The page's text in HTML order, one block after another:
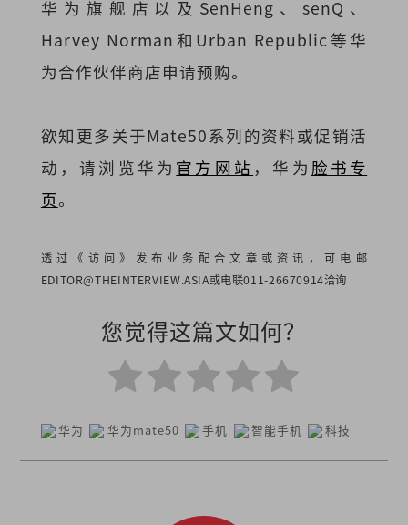
华为旗舰店以及SenHeng、senQ、
Harvey Norman和Urban Republic等华
为合作伙伴商店申请预购。
欲知更多关于Mate50系列的资料或促销活
动，请浏览华为 官方网站 ，华为 脸书专
页。
透过《访问》发布业务配合文章或资讯，可电邮
EDITOR@THEINTERVIEW.ASIA或电联011-26670914洽询
您觉得这篇文如何？
华为 华为mate50 手机 智能手机 科技